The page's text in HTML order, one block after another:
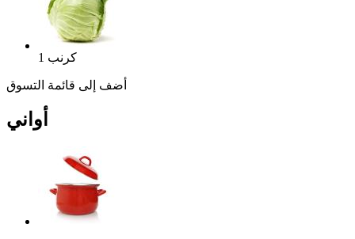
1 كرنب
أضف إلى قائمة التسوق
أواني